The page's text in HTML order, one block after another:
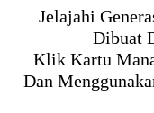
Jelajahi
Dibuat
Klik Kartu
Dan